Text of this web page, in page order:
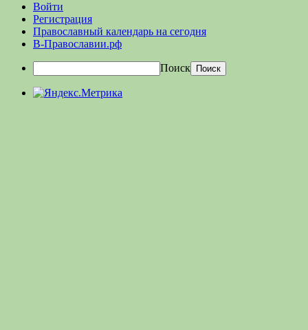
Войти
Регистрация
Православный календарь на сегодня
В-Православии.рф
Поиск